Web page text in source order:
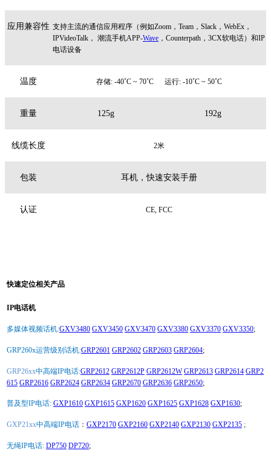
应用兼容性 支持主流的通信应用程序（例如Zoom，Team，Slack，WebEx，
IPVideoTalk， 潮流手机APP-Wave ，Counterpath，3CX软电话）和IP
电话设备
温度 存储: -40˚C ~ 70˚C 运行: -10˚C ~ 50˚C
重量 125g 192g
线缆长度 2米
包装 耳机，快速安装手册
认证 CE, FCC
快速定位相关产品
IP电话机
多媒体视频话机:GXV3480 GXV3450 GXV3470 GXV3380 GXV3370 GXV3350;
GRP260x运营级别话机:GRP2601 GRP2602 GRP2603 GRP2604;
GRP26xx中高端IP电话:GRP2612 GRP2612P GRP2612W GRP2613 GRP2614 GRP2
615 GRP2616 GRP2624 GRP2634 GRP2670 GRP2636 GRP2650;
普及型IP电话: GXP1610 GXP1615 GXP1620 GXP1625 GXP1628 GXP1630;
GXP21xx中高端IP电话 ： GXP2170 GXP2160 GXP2140 GXP2130 GXP2135 ;
无绳IP电话: DP750 DP720;